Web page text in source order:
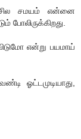
சில சமயம் என்னை
என்று பயமாய்
ஓட்டமுடியாது,